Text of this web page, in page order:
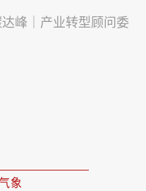
峰｜产业转型顾问委
象